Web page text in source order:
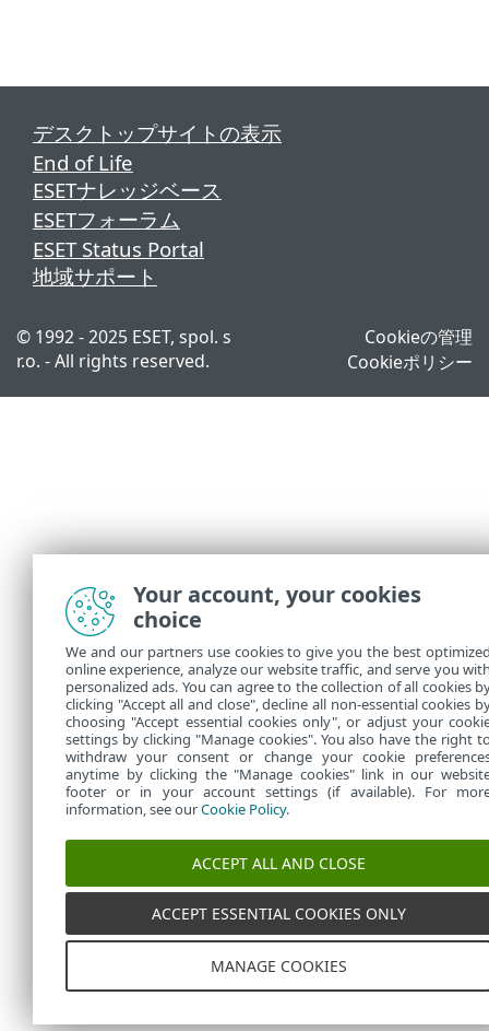
デスクトップサイトの表示
End of Life
ESETナレッジベース
ESETフォーラム
ESET Status Portal
地域サポート
© 1992 - 2025 ESET, spol. s
r.o. - All rights reserved.
Cookieの管理
Cookieポリシー
Your account, your cookies
choice
We and our partners use cookies to give you the best
online experience, analyze our website traffic, and serve you
personalized ads. You can agree to the collection of all cookies
clicking "Accept all and close", decline all non-essential cookies
choosing "Accept essential cookies only", or adjust your
settings by clicking "Manage cookies". You also have the right
withdraw your consent or change your cookie
anytime by clicking the "Manage cookies" link in our
footer or in your account settings (if available). For
information, see ourCookie Policy.
ACCEPT ALL AND CLOSE
ACCEPT ESSENTIAL COOKIES ONLY
MANAGE COOKIES